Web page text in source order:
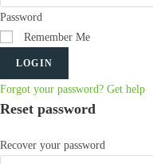
Password
Remember Me
LOGIN
Forgot your password? Get help
Reset password
Recover your password